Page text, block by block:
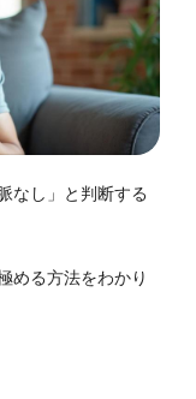
なし」と判断する
める方法をわかり